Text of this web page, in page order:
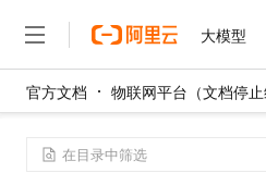
大模型
官方文档 物联网平台（文档停止
大模型
产品
解决方案
权益
定价
云市场
伙伴
服务
了解阿里云